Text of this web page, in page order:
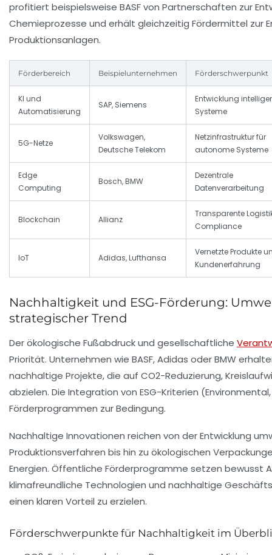
profitiert beispielsweise BASF von Partnerschaften zur
Chemieprozesse und erhält gleichzeitig Fördermittel zur
Produktionsanlagen.
Förderbereich Beispielunternehmen Förderschwerpunkt
KI und
Automatisierung
SAP, Siemens
Entwicklung
Systeme
5G-Netze
Volkswagen,
Deutsche Telekom
Netzinfrastruktur für
autonome Systeme
Edge
Computing
Bosch, BMW
Dezentrale
Datenverarbeitung
Blockchain Allianz
Transparente
Compliance
IoT Adidas, Lufthansa
Vernetzte Produkte
Kundenerfahrung
Nachhaltigkeit und ESG-Förderung:
strategischer Trend
Der ökologische Fußabdruck und gesellschaftliche
Priorität. Unternehmen wie BASF, Adidas oder BMW
nachhaltige Projekte, die auf CO2-Reduzierung,
abzielen. Die Integration von ESG-Kriterien
Förderprogrammen zur Bedingung.
Nachhaltige Innovationen reichen von der Entwicklung
Produktionsverfahren bis hin zu ökologischen
Energien. Öffentliche Förderprogramme setzen bewusst
klimafreundliche Technologien und nachhaltige
einen klaren Vorteil zu erzielen.
Förderschwerpunkte für Nachhaltigkeit im